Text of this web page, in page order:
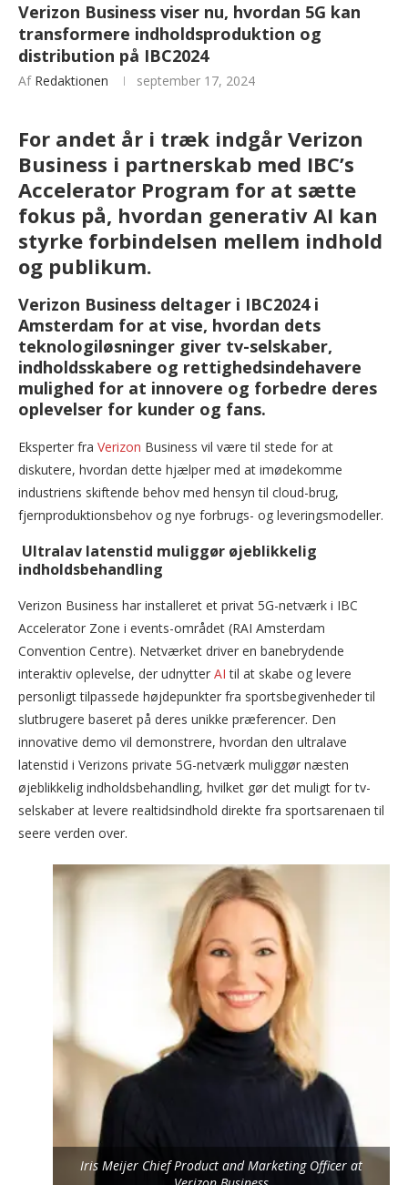
Verizon Business viser nu, hvordan 5G kan
transformere indholdsproduktion og
distribution på IBC2024
Af Redaktionen september 17, 2024
For andet år i træk indgår Verizon
Business i partnerskab med IBC’s
Accelerator Program for at sætte
fokus på, hvordan generativ AI kan
styrke forbindelsen mellem indhold
og publikum.
Verizon Business deltager i IBC2024 i
Amsterdam for at vise, hvordan dets
teknologiløsninger giver tv-selskaber,
indholdsskabere og rettighedsindehavere
mulighed for at innovere og forbedre deres
oplevelser for kunder og fans.
Eksperter fra Verizon Business vil være til stede for at
diskutere, hvordan dette hjælper med at imødekomme
industriens skiftende behov med hensyn til cloud-brug,
fjernproduktionsbehov og nye forbrugs- og leveringsmodeller.
Ultralav latenstid muliggør øjeblikkelig
indholdsbehandling
Verizon Business har installeret et privat 5G-netværk i IBC
Accelerator Zone i events-området (RAI Amsterdam
Convention Centre). Netværket driver en banebrydende
interaktiv oplevelse, der udnytter AI til at skabe og levere
personligt tilpassede højdepunkter fra sportsbegivenheder til
slutbrugere baseret på deres unikke præferencer. Den
innovative demo vil demonstrere, hvordan den ultralave
latenstid i Verizons private 5G-netværk muliggør næsten
øjeblikkelig indholdsbehandling, hvilket gør det muligt for tv-
selskaber at levere realtidsindhold direkte fra sportsarenaen til
seere verden over.
Iris Meijer Chief Product and Marketing Officer at